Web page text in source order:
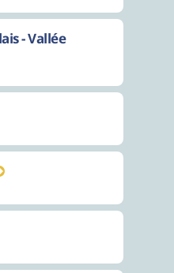
- Vallée